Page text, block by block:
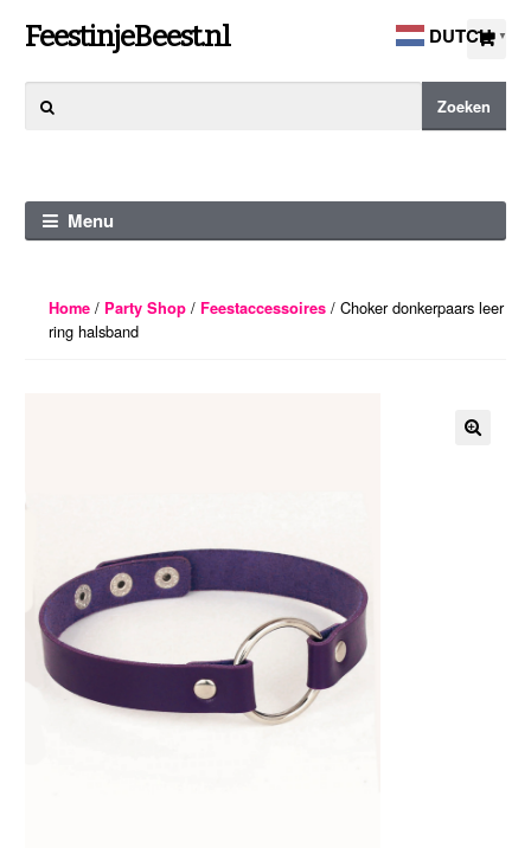
Ga
naar
navigatie
Ga
naar
de
FeestinjeBeest.nl
naar:
Zoeken
Menu
Home/ Party Shop/ Feestaccessoires/ Choker donkerpaars leer
ring halsband
DUTCH ▼